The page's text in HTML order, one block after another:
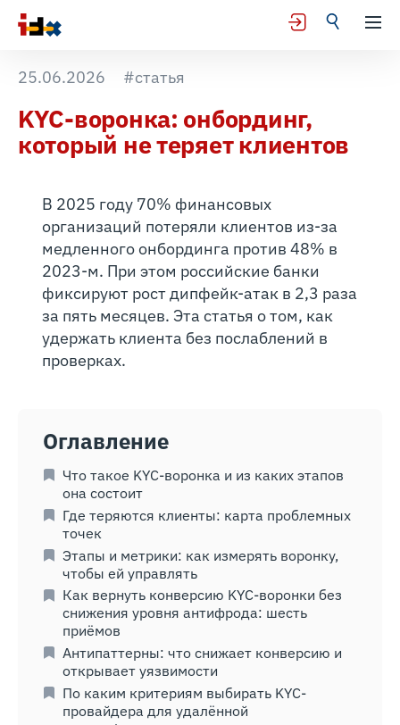
25.06.2026 #статья
KYC-воронка: онбординг,
который не теряет клиентов
В 2025 году 70% финансовых
организаций потеряли клиентов из-за
медленного онбординга против 48% в
2023-м. При этом российские банки
фиксируют рост дипфейк-атак в 2,3 раза
за пять месяцев. Эта статья о том, как
удержать клиента без послаблений в
проверках.
Оглавление
Что такое KYC-воронка и из каких этапов
она состоит
Где теряются клиенты: карта проблемных
точек
Этапы и метрики: как измерять воронку,
чтобы ей управлять
Как вернуть конверсию KYC-воронки без
снижения уровня антифрода: шесть
приёмов
Антипаттерны: что снижает конверсию и
открывает уязвимости
По каким критериям выбирать KYC-
провайдера для удалённой